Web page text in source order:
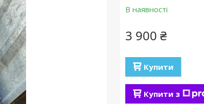
В наявності
3 900 ₴
Купити
Купити з